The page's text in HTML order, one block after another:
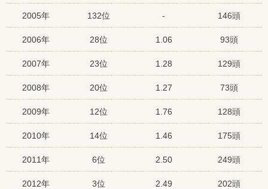
2005年 132位 - 146頭
2006年 28位 1.06 93頭
2007年 23位 1.28 129頭
2008年 20位 1.27 73頭
2009年 12位 1.76 128頭
2010年 14位 1.46 175頭
2011年 6位 2.50 249頭
2012年 3位 2.49 202頭